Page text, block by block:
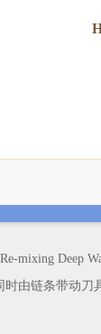
mixing Deep
由链条带动